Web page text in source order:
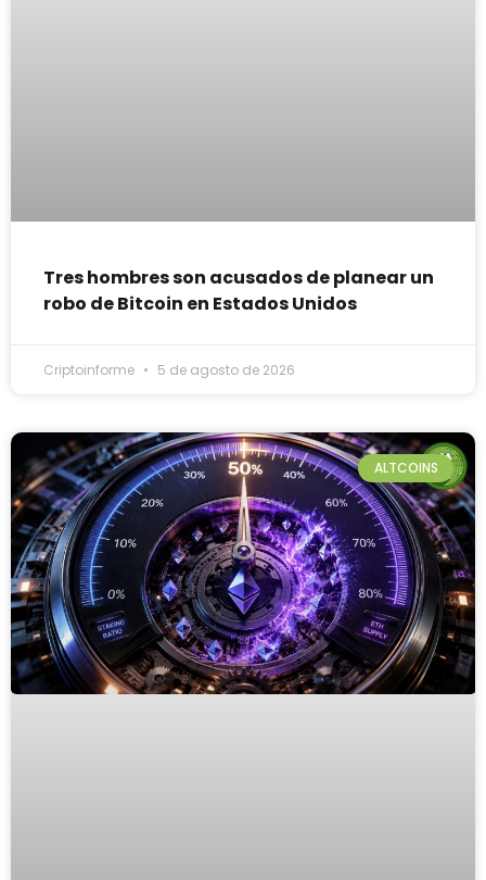
Tres hombres son acusados de planear un
robo de Bitcoin en Estados Unidos
Criptoinforme 5 de agosto de 2026
ALTCOINS